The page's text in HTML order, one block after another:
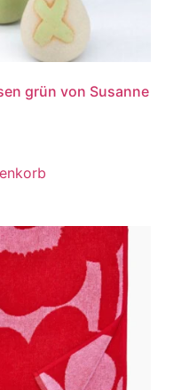
grün von Susanne